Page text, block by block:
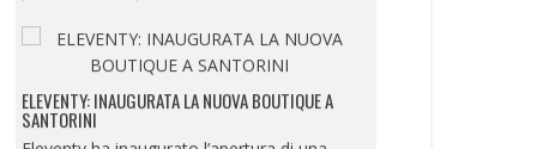
ELEVENTY: INAUGURATA LA NUOVA BOUTIQUE A
SANTORINI
Eleventy ha inaugurato l’apertura di una